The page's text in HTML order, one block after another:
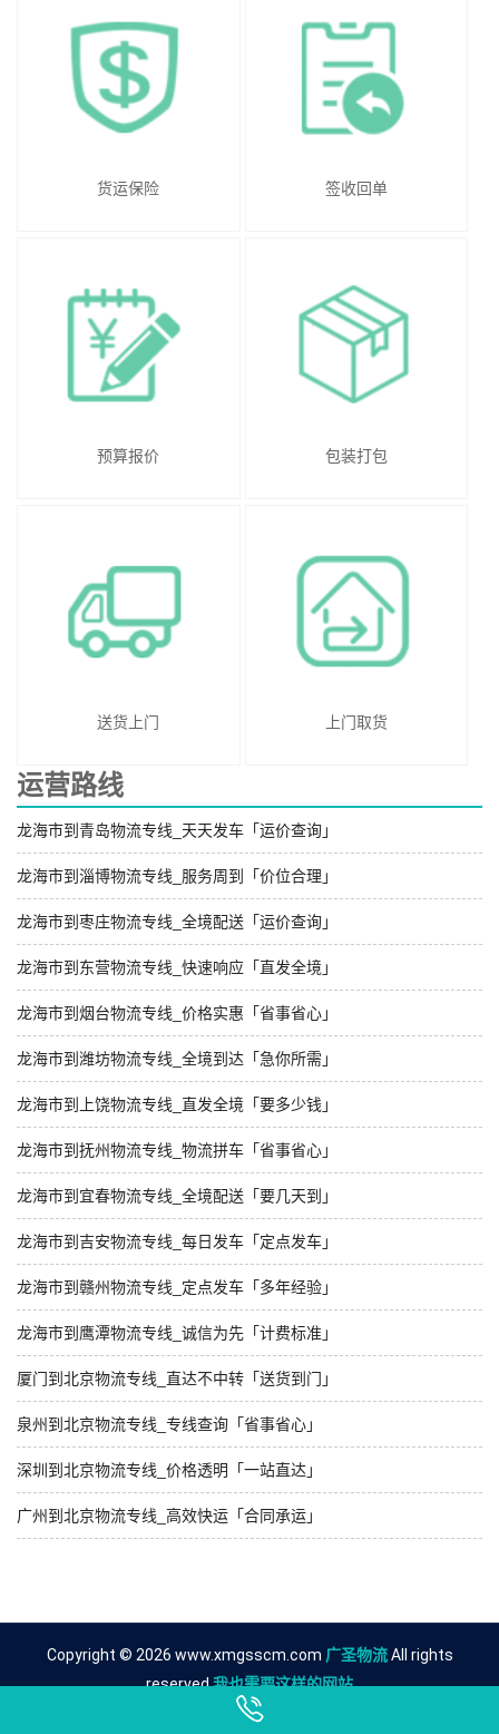
货运保险 签收回单
预算报价 包装打包
送货上门 上门取货
运营路线
龙海市到青岛物流专线_天天发车「运价查询」
龙海市到淄博物流专线_服务周到「价位合理」
龙海市到枣庄物流专线_全境配送「运价查询」
龙海市到东营物流专线_快速响应「直发全境」
龙海市到烟台物流专线_价格实惠「省事省心」
龙海市到潍坊物流专线_全境到达「急你所需」
龙海市到上饶物流专线_直发全境「要多少钱」
龙海市到抚州物流专线_物流拼车「省事省心」
龙海市到宜春物流专线_全境配送「要几天到」
龙海市到吉安物流专线_每日发车「定点发车」
龙海市到赣州物流专线_定点发车「多年经验」
龙海市到鹰潭物流专线_诚信为先「计费标准」
厦门到北京物流专线_直达不中转「送货到门」
泉州到北京物流专线_专线查询「省事省心」
深圳到北京物流专线_价格透明「一站直达」
广州到北京物流专线_高效快运「合同承运」
Copyright © 2026 www.xmgsscm.com 广圣物流All rights
reserved.我也需要这样的网站